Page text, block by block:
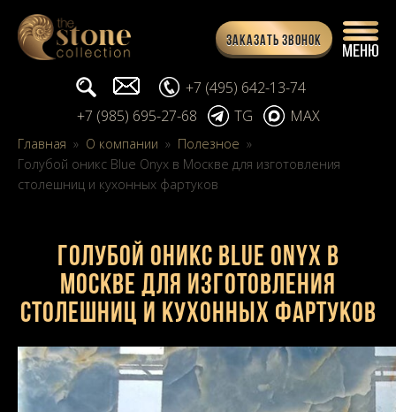
Заказать звонок
Поиск... info@stone-collection.ru
+7 (495) 642-13-74
+7 (985) 695-27-68
TG MAX
Главная » О компании » Полезное »
Голубой оникс Blue Onyx в Москве для изготовления
столешниц и кухонных фартуков
Голубой оникс Blue Onyx в
Москве для изготовления
столешниц и кухонных фартуков